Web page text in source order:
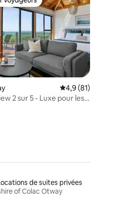
de 196 commentaires : 4,93 sur 5
voyageurs
Évaluation
4,9 (81)
2 sur 5 - Luxe pour les
de suites privées
of Colac Otway